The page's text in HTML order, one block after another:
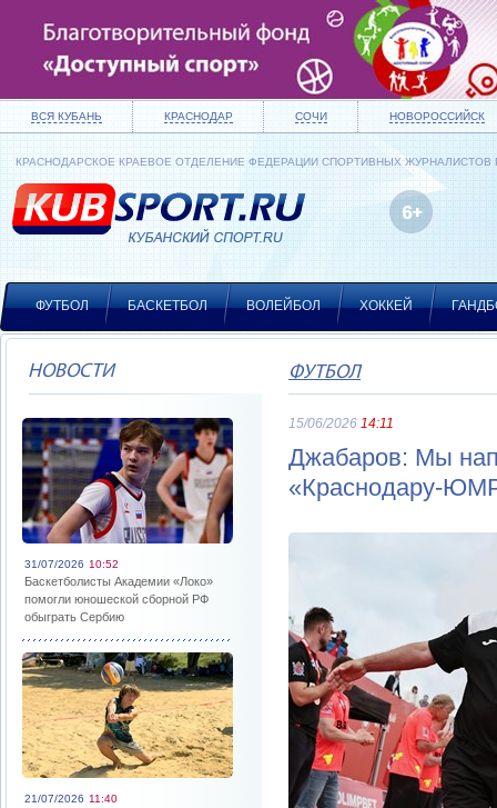
ВСЯ КУБАНЬ КРАСНОДАР СОЧИ НОВОРОССИЙСК
КРАСНОДАРСКОЕ КРАЕВОЕ ОТДЕЛЕНИЕ ФЕДЕРАЦИИ СПОРТИВНЫХ ЖУРНАЛИСТОВ
ФУТБОЛ БАСКЕТБОЛ ВОЛЕЙБОЛ ХОККЕЙ
НОВОСТИ
31/07/2026 10:52
Баскетболисты Академии «Локо»
помогли юношеской сборной РФ
обыграть Сербию
21/07/2026 11:40
ФУТБОЛ
15/06/2026 14:11
Джабаров: Мы
«Краснодару-